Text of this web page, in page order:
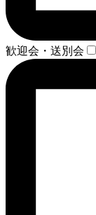
歓迎会・送別会